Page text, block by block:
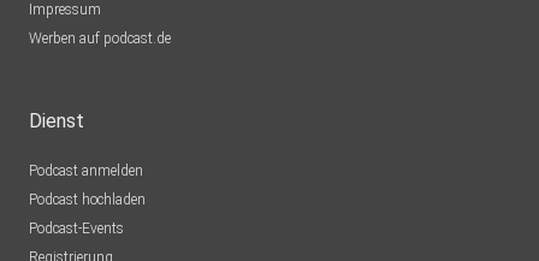
jtlux63
DirSa
Rodgau
Frdbtln
Impressum
Werben auf podcast.de
Dienst
Podcast anmelden
Podcast hochladen
Podcast-Events
Registrierung